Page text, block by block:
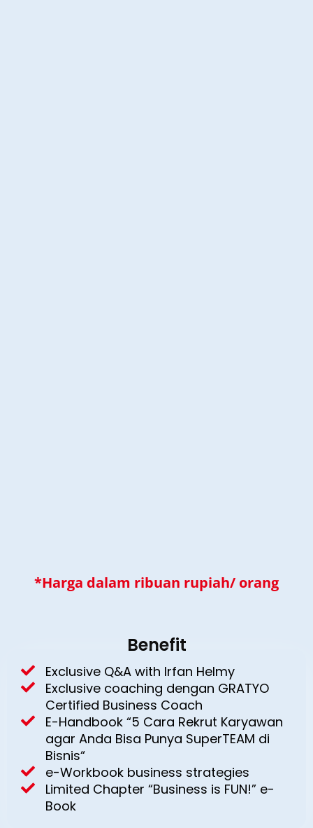
*Harga dalam ribuan rupiah/ orang
Benefit
Exclusive Q&A with Irfan Helmy
Exclusive coaching dengan GRATYO
Certified Business Coach
E-Handbook “5 Cara Rekrut Karyawan
agar Anda Bisa Punya SuperTEAM di
Bisnis“
e-Workbook business strategies
Limited Chapter “Business is FUN!” e-
Book